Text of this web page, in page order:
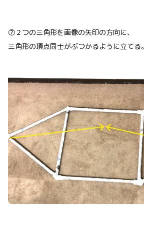
⑦２つの三角形を画像の矢印の方向に、
三角形の頂点同士がぶつかるように立てる。